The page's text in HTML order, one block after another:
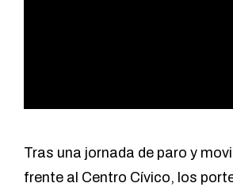
Tras una jornada de paro y
frente al Centro Cívico, los